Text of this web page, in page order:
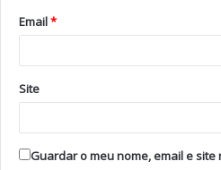
Email*
Site
Guardar o meu nome, email e